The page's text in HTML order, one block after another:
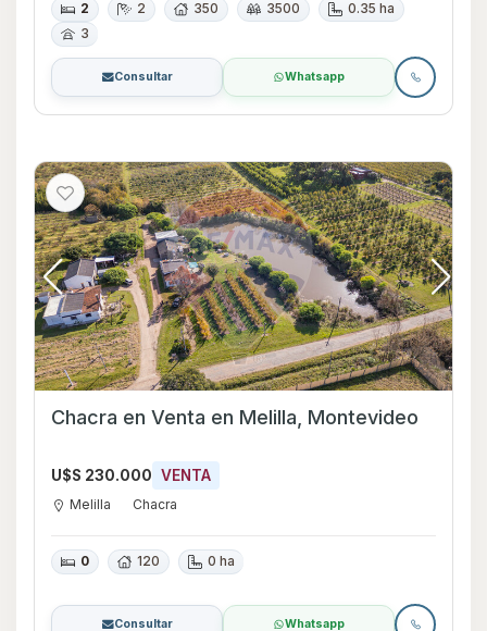
2 2 350 3500
0.35 ha
3
Consultar Whatsapp
Chacra en Venta en Melilla, Montevideo
U$S 230.000 VENTA
Melilla Chacra
0 120 0 ha
Consultar Whatsapp